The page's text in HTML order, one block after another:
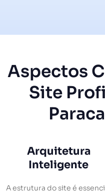
Aspectos
Site
Arquitetura
Inteligente
A estrutura do site é